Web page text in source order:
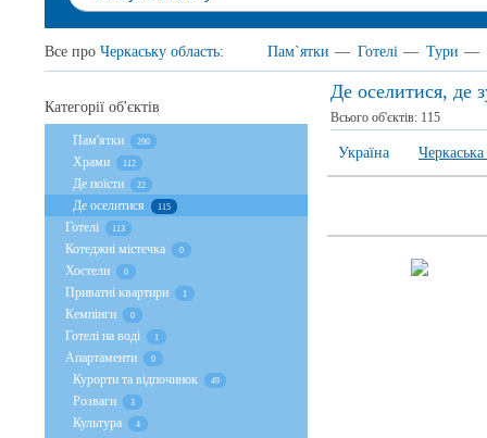
Все про Черкаську область: Пам`ятки — Готелі — Тури —
Де оселитися, де
Всього об'єктів: 115
Україна Черкаська
Категорії об'єктів
Пам'ятки 290
Храми 112
Де поїсти 22
Де оселитися 115
Готелі 113
Котеджні містечка 0
Хостели 0
Приватні квартири 1
Кемпінги 0
Готелі на воді 1
Апартаменти 0
Курорти та відпочинок 49
Розваги 3
Культура 4